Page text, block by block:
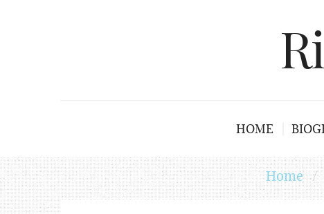
HOME
Home /